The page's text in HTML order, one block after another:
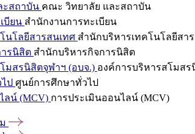
ะสถาบัน คณะ วิทยาลัย และสถาบัน
บียน สำนักงานการทะเบียน
นโลยีสารสนเทศ สำนักบริหารเทคโนโลยีสา
รนิสิต สำนักบริหารกิจการนิสิต
มสรนิสิตจุฬาฯ (อบจ.) องค์การบริหารสโมสร
ป ศูนย์การศึกษาทั่วไป
ลน์ (MCV) การประเมินออนไลน์ (MCV)